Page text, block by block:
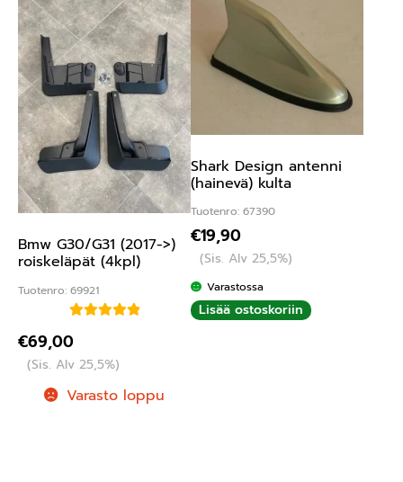
Bmw G30/G31 (2017->)
roiskeläpät (4kpl)
Tuotenro: 69921
5.00/ 5
€69,00
(Sis. Alv 25,5%)
Varasto loppu
Shark Design antenni
(hainevä) kulta
Tuotenro: 67390
€19,90
(Sis. Alv 25,5%)
Varastossa
Lisää ostoskoriin